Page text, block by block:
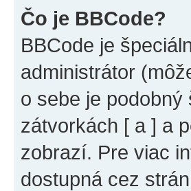
Čo je BBCode?
BBCode je
administrátor
o sebe je
zátvorkách [ a ] a
zobrazí. Pre viac
dostupná cez